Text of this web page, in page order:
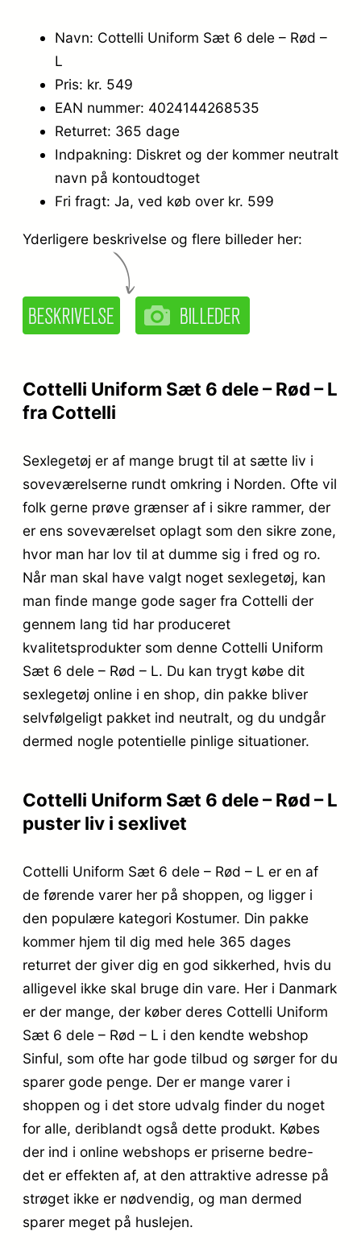
Navn: Cottelli Uniform Sæt 6 dele – Rød –
L
Pris: kr. 549
EAN nummer: 4024144268535
Returret: 365 dage
Indpakning: Diskret og der kommer neutralt
navn på kontoudtoget
Fri fragt: Ja, ved køb over kr. 599
Yderligere beskrivelse og flere billeder her:
Cottelli Uniform Sæt 6 dele – Rød – L
fra Cottelli
Sexlegetøj er af mange brugt til at sætte liv i
soveværelserne rundt omkring i Norden. Ofte vil
folk gerne prøve grænser af i sikre rammer, der
er ens soveværelset oplagt som den sikre zone,
hvor man har lov til at dumme sig i fred og ro.
Når man skal have valgt noget sexlegetøj, kan
man finde mange gode sager fra Cottelli der
gennem lang tid har produceret
kvalitetsprodukter som denne Cottelli Uniform
Sæt 6 dele – Rød – L. Du kan trygt købe dit
sexlegetøj online i en shop, din pakke bliver
selvfølgeligt pakket ind neutralt, og du undgår
dermed nogle potentielle pinlige situationer.
Cottelli Uniform Sæt 6 dele – Rød – L
puster liv i sexlivet
Cottelli Uniform Sæt 6 dele – Rød – L er en af
de førende varer her på shoppen, og ligger i
den populære kategori Kostumer. Din pakke
kommer hjem til dig med hele 365 dages
returret der giver dig en god sikkerhed, hvis du
alligevel ikke skal bruge din vare. Her i Danmark
er der mange, der køber deres Cottelli Uniform
Sæt 6 dele – Rød – L i den kendte webshop
Sinful, som ofte har gode tilbud og sørger for du
sparer gode penge. Der er mange varer i
shoppen og i det store udvalg finder du noget
for alle, deriblandt også dette produkt. Købes
der ind i online webshops er priserne bedre-
det er effekten af, at den attraktive adresse på
strøget ikke er nødvendig, og man dermed
sparer meget på huslejen.